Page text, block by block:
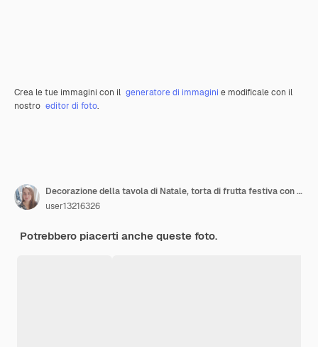
Crea le tue immagini con il generatore di immagini e modificale con il
nostro editor di foto.
Decorazione della tavola di Natale, torta di frutta festiva con dolci sul tavolo
user13216326
Potrebbero piacerti anche queste foto.